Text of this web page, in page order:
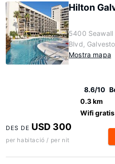
Hilton
5400 Seawall
Blvd,
Mostra mapa
8.6/10
0.3 km
Wifi gratis
DES DE USD 300
per habitació / per nit